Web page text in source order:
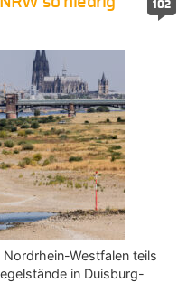
102
Westfalen teils
in Duisburg-